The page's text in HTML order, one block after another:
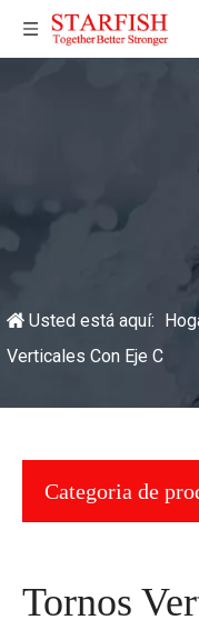
Usted está aquí:
Verticales Con Eje C
Categoria de
Tornos